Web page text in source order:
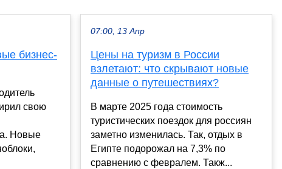
бизнес-
свою
Новые
07:00, 13 Апр
Цены на туризм в России
взлетают: что скрывают новые
данные о путешествиях?
В марте 2025 года стоимость
туристических поездок для россиян
заметно изменилась. Так, отдых в
Египте подорожал на 7,3% по
сравнению с февралем. Такж...